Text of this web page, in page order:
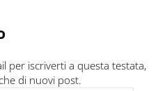
per iscriverti a questa testata,
di nuovi post.